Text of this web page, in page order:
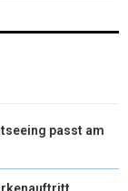
passt am